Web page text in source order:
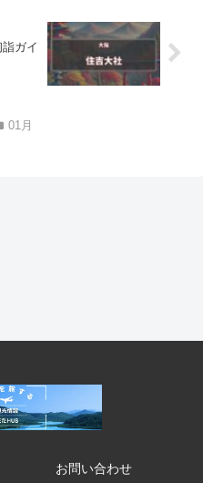
ガイ
01月
お問い合わせ